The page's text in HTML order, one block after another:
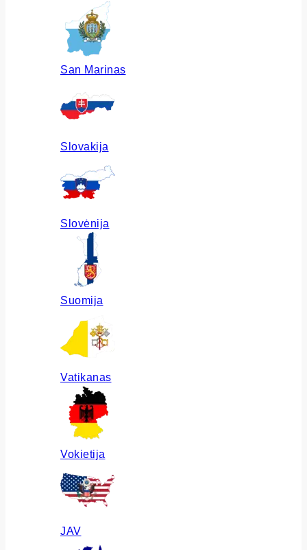
San Marinas
Slovakija
Slovėnija
Suomija
Vatikanas
Vokietija
JAV